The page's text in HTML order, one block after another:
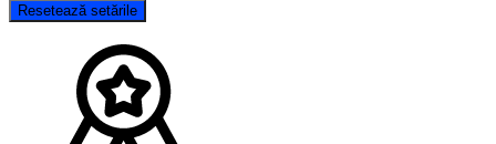
Resetează setările